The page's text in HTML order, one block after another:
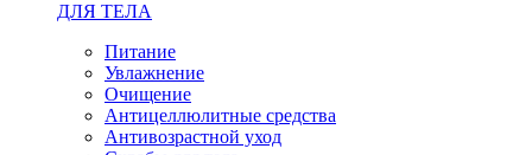
ДЛЯ ТЕЛА
Питание
Увлажнение
Очищение
Антицеллюлитные средства
Антивозрастной уход